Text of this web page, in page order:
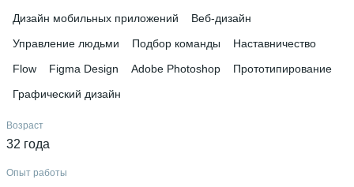
Дизайн мобильных приложений
Веб-дизайн
Управление людьми
Подбор команды
Наставничество
Flow
Figma Design Adobe Photoshop
Прототипирование
Графический дизайн
Возраст
32 года
Опыт работы